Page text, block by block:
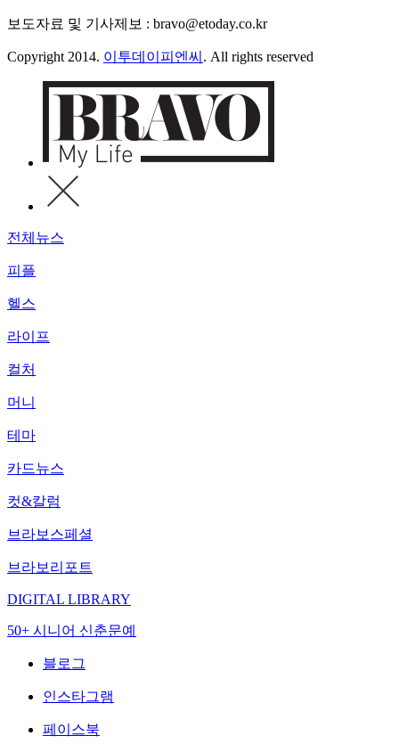
보도자료 및 기사제보 : bravo@etoday.co.kr
Copyright 2014. 이투데이피엔씨 . All rights reserved
전체뉴스
피플
헬스
라이프
컬처
머니
테마
카드뉴스
컷&칼럼
브라보스페셜
브라보리포트
DIGITAL LIBRARY
50+ 시니어 신춘문예
블로그
인스타그램
페이스북